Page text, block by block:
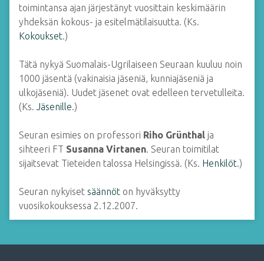
toimintansa ajan järjestänyt vuosittain keskimäärin
yhdeksän kokous- ja esitelmätilaisuutta. (Ks.
Kokoukset.)
Tätä nykyä Suomalais-Ugrilaiseen Seuraan kuuluu noin
1000 jäsentä (vakinaisia jäseniä, kunniajäseniä ja
ulkojäseniä). Uudet jäsenet ovat edelleen tervetulleita.
(Ks. Jäsenille.)
Seuran esimies on professori Riho Grünthal ja
sihteeri FT Susanna Virtanen. Seuran toimitilat
sijaitsevat Tieteiden talossa Helsingissä. (Ks. Henkilöt.)
Seuran nykyiset säännöt on hyväksytty
vuosikokouksessa 2.12.2007.